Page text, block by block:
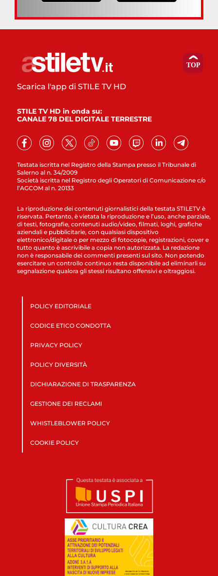
Testata iscritta nel Registro della Stampa presso il Tribunale di
Salerno al n. 34/2009
Società iscritta nel Registro degli Operatori di Comunicazione c/o
l’AGCOM al n. 20133
Scarica l'app di STILE TV HD
STILE TV HD in onda su:
CANALE 78 DEL DIGITALE TERRESTRE
La riproduzione dei contenuti giornalistici della testata STILETV è
riservata. Pertanto, è vietata la riproduzione e l’uso, anche parziale,
di testi, fotografie, contenuti audio/video, filmati, loghi, grafiche
aziendali e pubblicitarie, con qualsiasi dispositivo
elettronico/digitale o per mezzo di fotocopie, registrazioni, cover e
tutto quanto è ascrivibile a copia non autorizzata. La redazione
non è responsabile dei commenti presenti sul sito. Non potendo
esercitare un controllo continuo resta disponibile ad eliminarli su
segnalazione qualora gli stessi risultano offensivi e oltraggiosi.
POLICY EDITORIALE
CODICE ETICO CONDOTTA
PRIVACY POLICY
POLICY DIVERSITÀ
DICHIARAZIONE DI TRASPARENZA
GESTIONE DEI RECLAMI
WHISTLEBLOWER POLICY
COOKIE POLICY